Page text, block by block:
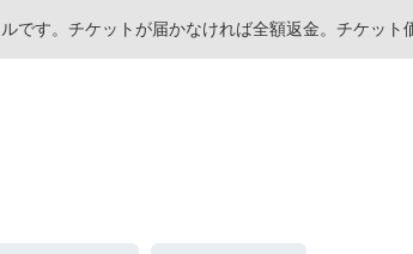
す。チケットが届かなければ全額返金。チケット